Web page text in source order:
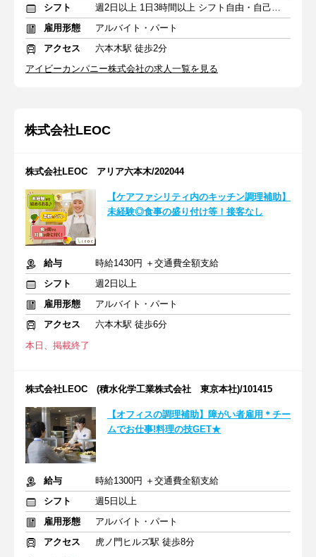
シフト
週2日以上 1日3時間以上 シフト自由・自己申告
雇用形態
アルバイト・パート
アクセス
六本木駅 徒歩2分
アイビーカンパニー株式会社の求人一覧を見る
株式会社LEOC
株式会社LEOC アリア六本木/202044
【ケアファシリティ内のキッチン調理補助】
未経験◎食事の盛り付け等！接客なし
給与
時給1430円 ＋交通費全額支給
シフト
週2日以上
雇用形態
アルバイト・パート
アクセス
六本木駅 徒歩6分
本日、掲載終了
株式会社LEOC (積水化学工業株式会社 東京本社)/101415
【オフィスの調理補助】障がい者雇用＊チー
ムでお仕事!料理の技GET★
給与
時給1300円 ＋交通費全額支給
シフト
週5日以上
雇用形態
アルバイト・パート
アクセス
虎ノ門ヒルズ駅 徒歩8分